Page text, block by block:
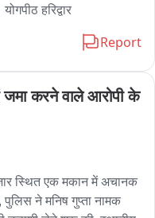
हरिद्वार
Report
जमा करने वाले आरोपी के
स्थित एक मकान में अचानक
ने मनिष गुप्ता नामक